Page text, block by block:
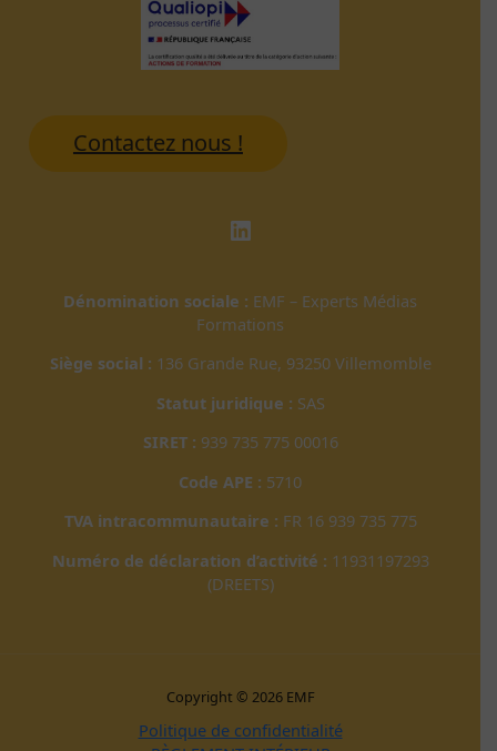
Contactez nous !
LinkedIn
Dénomination sociale : EMF – Experts Médias
Formations
Siège social : 136 Grande Rue, 93250 Villemomble
Statut juridique : SAS
SIRET : 939 735 775 00016
Code APE : 5710
TVA intracommunautaire : FR 16 939 735 775
Numéro de déclaration d’activité : 11931197293
(DREETS)
Copyright © 2026 EMF
Politique de confidentialité